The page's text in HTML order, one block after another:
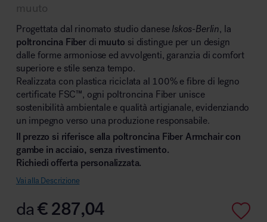
Area outdoor
Area hospitality
muuto
Progettata dal rinomato studio danese Iskos-Berlin, la
poltroncina Fiberdi muuto si distingue per un design
dalle forme armoniose ed avvolgenti, garanzia di comfort
superiore e stile senza tempo.
Realizzata con plastica riciclata al 100% e fibre di legno
certificate FSC™, ogni poltroncina Fiber unisce
sostenibilità ambientale e qualità artigianale, evidenziando
un impegno verso una produzione responsabile.
Il prezzo si riferisce alla poltroncina Fiber Armchair con
gambe in acciaio, senza rivestimento.
Richiedi offerta personalizzata.
Vai alla Descrizione
da€287,04